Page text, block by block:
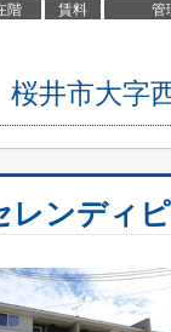
階 賃料 管
桜井市大字
レンディ